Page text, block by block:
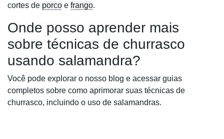
cortes de porco e frango.
Onde posso aprender mais
sobre técnicas de churrasco
usando salamandra?
Você pode explorar o nosso blog e acessar guias
completos sobre como aprimorar suas técnicas de
churrasco, incluindo o uso de salamandras.